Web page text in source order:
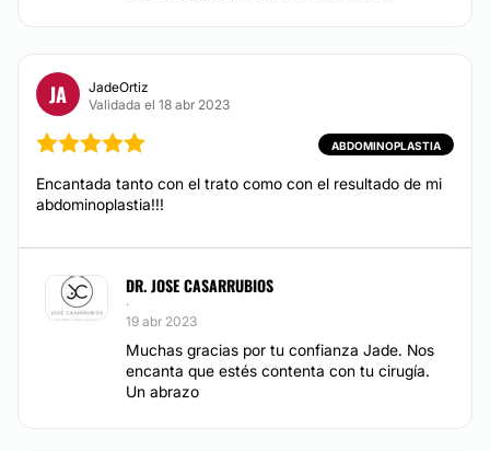
Desde 200 €
Desde 200 €
JA
JadeOrtiz
Validada el 18 abr 2023
ABDOMINOPLASTIA
Encantada tanto con el trato como con el resultado de mi
abdominoplastia!!!
DR. JOSE CASARRUBIOS
·
19 abr 2023
Muchas gracias por tu confianza Jade. Nos
encanta que estés contenta con tu cirugía.
Un abrazo